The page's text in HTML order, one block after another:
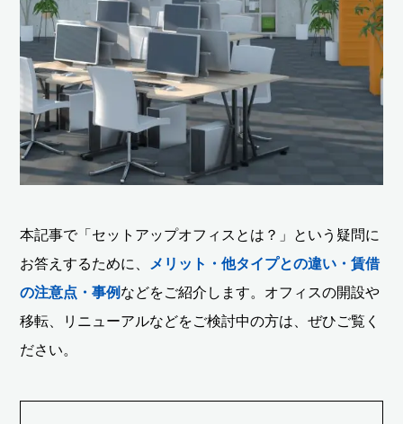
本記事で「セットアップオフィスとは？」という疑問に
お答えするために、
メリット・他タイプとの違い・賃借
の注意点・事例 などをご紹介します。オフィスの開設や
移転、リニューアルなどをご検討中の方は、ぜひご覧く
ださい。